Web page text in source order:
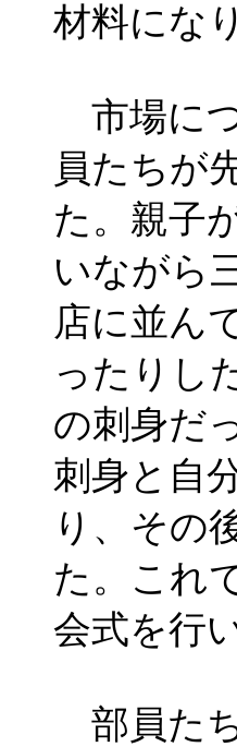
材料にな
市場に
員たちが
た。親子
いながら
店に並ん
ったりし
の刺身だ
刺身と自
り、その
た。これ
会式を行
部員た